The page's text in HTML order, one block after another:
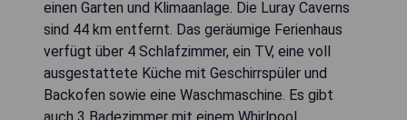
einen Garten und Klimaanlage. Die Luray Caverns
sind 44 km entfernt. Das geräumige Ferienhaus
verfügt über 4 Schlafzimmer, ein TV, eine voll
ausgestattete Küche mit Geschirrspüler und
Backofen sowie eine Waschmaschine. Es gibt